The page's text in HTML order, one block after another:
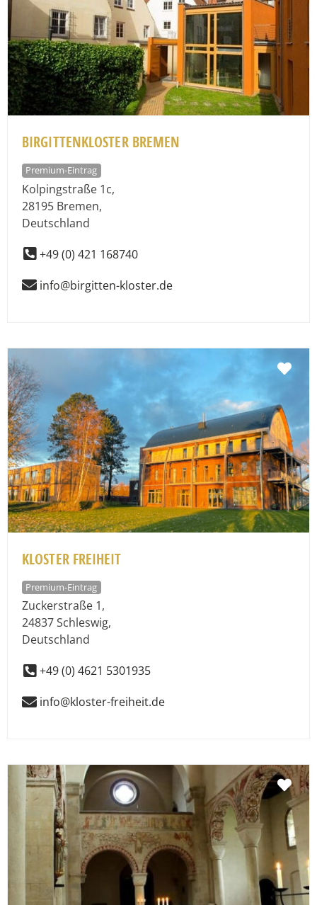
BIRGITTENKLOSTER BREMEN
Premium-Eintrag
Kolpingstraße 1c,
28195 Bremen,
Deutschland
+49 (0) 421 168740
info@birgitten-kloster.de
KLOSTER FREIHEIT
Premium-Eintrag
Zuckerstraße 1,
24837Schleswig,
Deutschland
+49 (0) 4621 5301935
info@kloster-freiheit.de